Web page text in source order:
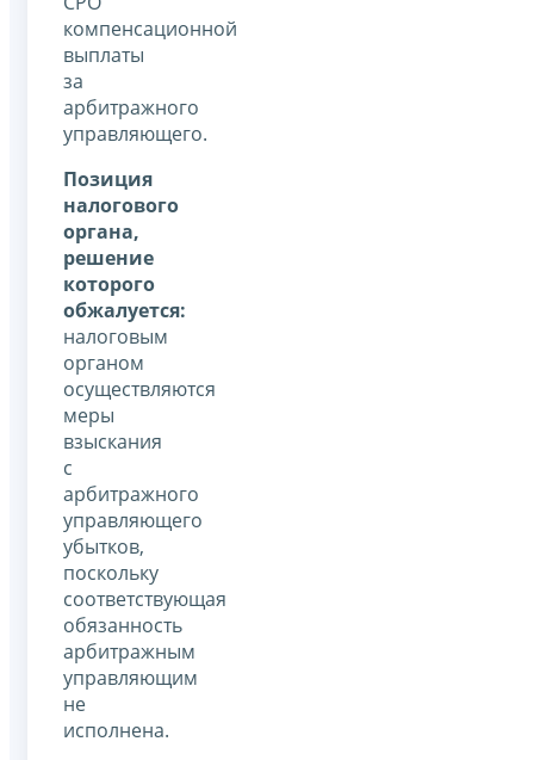
компенсационной
выплаты
за
арбитражного
управляющего.
Позиция
налогового
органа,
решение
которого
обжалуется:
налоговым
органом
осуществляются
меры
взыскания
с
арбитражного
управляющего
убытков,
поскольку
соответствующая
обязанность
арбитражным
управляющим
не
исполнена.